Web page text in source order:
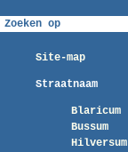
Zoeken op
Site-map
Straatnaam
Blaricum
Bussum
Hilversum